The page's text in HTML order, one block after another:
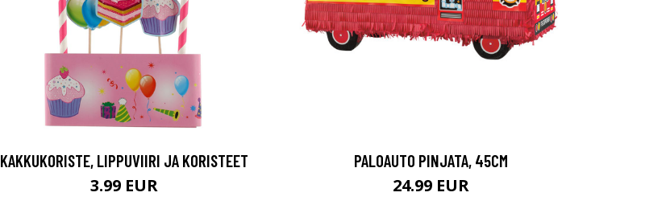
KAKKUKORISTE, LIPPUVIIRI JA KORISTEET
3.99 EUR
PALOAUTO PINJATA, 45CM
24.99 EUR